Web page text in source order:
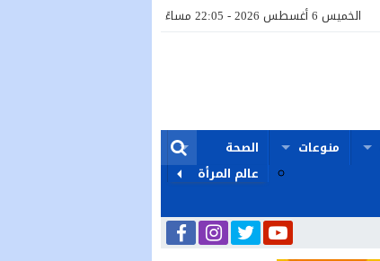
الخميس 6 أغسطس 2026 - 22:05 مساءً
منوعات
الصحة
عالم المرأة